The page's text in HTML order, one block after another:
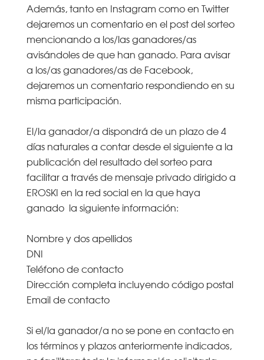
Además, tanto en Instagram como en Twitter
dejaremos un comentario en el post del sorteo
mencionando a los/las ganadores/as
avisándoles de que han ganado. Para avisar
a los/as ganadores/as de Facebook,
dejaremos un comentario respondiendo en su
misma participación.
El/la ganador/a dispondrá de un plazo de 4
días naturales a contar desde el siguiente a la
publicación del resultado del sorteo para
facilitar a través de mensaje privado dirigido a
EROSKI en la red social en la que haya
ganado la siguiente información:
Nombre y dos apellidos
DNI
Teléfono de contacto
Dirección completa incluyendo código postal
Email de contacto
Si el/la ganador/a no se pone en contacto en
los términos y plazos anteriormente indicados,